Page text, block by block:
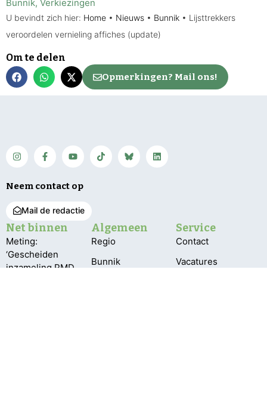
Bunnik, Verkiezingen
U bevindt zich hier: Home • Nieuws • Bunnik • Lijsttrekkers
veroordelen vernieling affiches (update)
Om te delen
Opmerkingen? Mail ons!
Neem contact op
Mail de redactie
Net binnen
Meting:
‘Gescheiden
inzameling PMD
Algemeen
Regio
Bunnik
Service
Contact
Vacatures